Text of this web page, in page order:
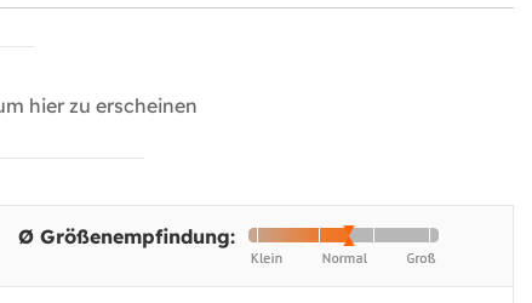
hier zu erscheinen
Ø Größenempfindung: